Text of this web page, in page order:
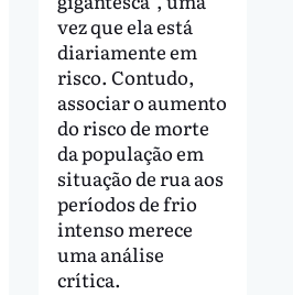
vez que ela está
diariamente em
risco. Contudo,
associar o aumento
do risco de morte
da população em
situação de rua aos
períodos de frio
intenso merece
uma análise
crítica.